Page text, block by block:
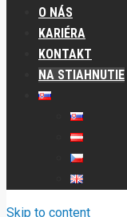
O NÁS
KARIÉRA
KONTAKT
NA STIAHNUTIE
Skip to content